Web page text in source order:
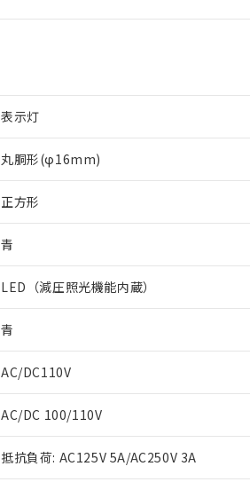
表示灯
丸胴形(φ16mm)
正方形
青
LED（減圧照光機能内蔵）
青
AC/DC110V
AC/DC 100/110V
抵抗負荷: AC125V 5A/AC250V 3A
ご利用条件
以下の条件をお読みいただき、同意の
対応済み：EU RoHS指令（10物質
対応予定：EU RoHS指令（10物質）
調査・確認中：EU RoHS指令（10物
非該当品：ライセンス料など無形物で
仕入先様の事情により、非含有部品と
があります。
※1 中国RoHS○×表